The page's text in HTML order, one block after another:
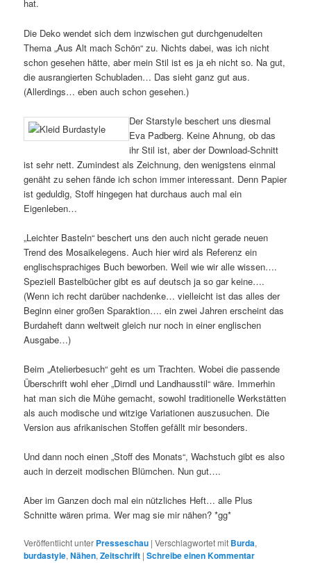
hat.
Die Deko wendet sich dem inzwischen gut durchgenudelten
Thema „Aus Alt mach Schön“ zu. Nichts dabei, was ich nicht
schon gesehen hätte, aber mein Stil ist es ja eh nicht so. Na gut,
die ausrangierten Schubladen… Das sieht ganz gut aus.
(Allerdings… eben auch schon gesehen.)
Der Starstyle beschert uns diesmal
Eva Padberg. Keine Ahnung, ob das
ihr Stil ist, aber der Download-Schnitt
ist sehr nett. Zumindest als Zeichnung, den wenigstens einmal
genäht zu sehen fände ich schon immer interessant. Denn Papier
ist geduldig, Stoff hingegen hat durchaus auch mal ein
Eigenleben…
„Leichter Basteln“ beschert uns den auch nicht gerade neuen
Trend des Mosaikelegens. Auch hier wird als Referenz ein
englischsprachiges Buch beworben. Weil wie wir alle wissen….
Speziell Bastelbücher gibt es auf deutsch ja so gar keine….
(Wenn ich recht darüber nachdenke… vielleicht ist das alles der
Beginn einer großen Sparaktion…. ein zwei Jahren erscheint das
Burdaheft dann weltweit gleich nur noch in einer englischen
Ausgabe…)
Beim „Atelierbesuch“ geht es um Trachten. Wobei die passende
Überschrift wohl eher „Dirndl und Landhausstil“ wäre. Immerhin
hat man sich die Mühe gemacht, sowohl traditionelle Werkstätten
als auch modische und witzige Variationen auszusuchen. Die
Version aus afrikanischen Stoffen gefällt mir besonders.
Und dann noch einen „Stoff des Monats“, Wachstuch gibt es also
auch in derzeit modischen Blümchen. Nun gut….
Aber im Ganzen doch mal ein nützliches Heft… alle Plus
Schnitte wären prima. Wer mag sie mir nähen? *gg*
Veröffentlicht unter Presseschau |Verschlagwortet mit Burda,
burdastyle,Nähen,Zeitschrift |Schreibe einen Kommentar